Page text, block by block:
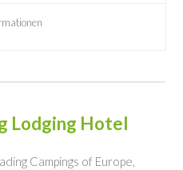
Lodging Hotel
Campings of Europe,